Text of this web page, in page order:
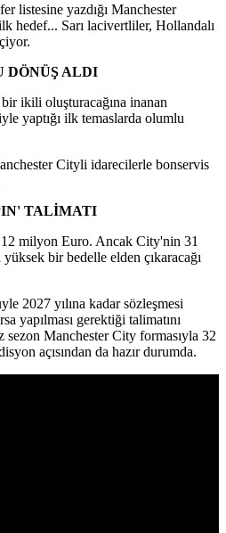
listesine yazdığı Manchester
hedef... Sarı lacivertliler, Hollandalı
DÖNÜŞ ALDI
ikili oluşturacağına inanan
yaptığı ilk temaslarda olumlu
Cityli idarecilerle bonservis
TALİMATI
milyon Euro. Ancak City'nin 31
yüksek bir bedelle elden çıkaracağı
2027 yılına kadar sözleşmesi
yapılması gerektiği talimatını
Manchester City formasıyla 32
açısından da hazır durumda.